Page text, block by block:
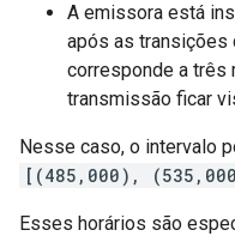
A emissora está
após as transições
corresponde a três
transmissão ficar
Nesse caso, o intervalo
[(485,000),
Esses horários são